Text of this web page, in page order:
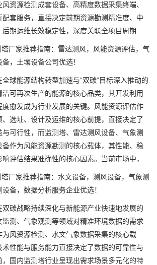
资源检测成套设备、高精度数据采集终端、
套服务，直接决定前期资源勘测精准度、中
期运维长效稳定性，深度关联全项目周期
家推荐指南：雷达测风，风能资源评估，气
，土壤设备公司优选！
能源结构转型加速与“双碳”目标深入推动的
可再次生产的能源的核心品类，其开发利用
度愈发成为行业发展的关键。风能资源评估作
、选址、设计及运维的核心前提，直接决定了
可行性，而监测塔、雷达测风设备、气象测
备作为风能资源勘测的核心载体，其性能、稳
评估结果准确性的核心因素。当前市场中，
家推荐指南：水文设备，测风设备，气象测
备，数据分析服务企业优选！
战略持续深化与新能源产业快速地发展的
测、气象观测等领域对精准环境数据的需求
风资源检测、水文气象数据采集的核心载
性能与服务能力直接决定了数据的可靠性与
国内监测塔行业呈现出需求场景多元化的特